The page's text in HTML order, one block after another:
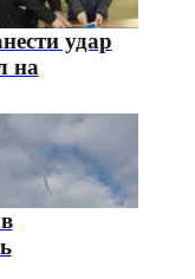
удар
на